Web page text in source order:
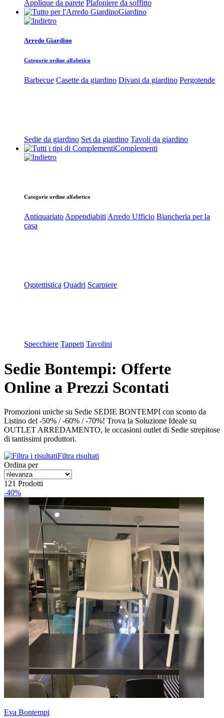
Applique da parete Plafoniere da soffitto
Giardino
Arredo Giardino
Categorie ordine alfabetico
Barbecue Casette da giardino Divani da giardino Pergotende
Sedie da giardino Set da giardino Tavoli da giardino
Complementi
Categorie ordine alfabetico
Antiquariato Appendiabiti Arredo Ufficio Biancheria per la
casa
Oggettistica Quadri Scarpiere
Specchiere Tappeti Tavolini
Sedie Bontempi: Offerte
Online a Prezzi Scontati
Promozioni uniche su Sedie SEDIE BONTEMPI con sconto da
Listino del -50% / -60% / -70%! Trova la Soluzione Ideale su
OUTLET ARREDAMENTO, le occasioni outlet di Sedie strepitose
di tantissimi produttori.
Filtra risultati
Ordina per
121 Prodotti
-40%
Eva Bontempi